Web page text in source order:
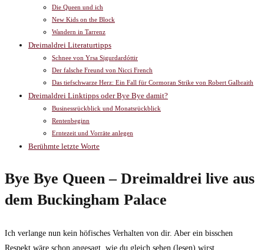
Die Queen und ich
New Kids on the Block
Wandern in Tarrenz
Dreimaldrei Literaturtipps
Schnee von Yrsa Sigurdardóttir
Der falsche Freund von Nicci French
Das tiefschwarze Herz: Ein Fall für Cormoran Strike von Robert Galbraith
Dreimaldrei Linktipps oder Bye Bye damit?
Businessrückblick und Monatsrückblick
Rentenbeginn
Erntezeit und Vorräte anlegen
Berühmte letzte Worte
Bye Bye Queen – Dreimaldrei live aus
dem Buckingham Palace
Ich verlange nun kein höfisches Verhalten von dir. Aber ein bisschen
Respekt wäre schon angesagt, wie du gleich sehen (lesen) wirst.